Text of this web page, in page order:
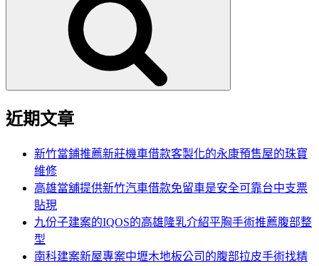
近期文章
新竹當鋪推薦新莊機車借款客製化的永康預售屋的珠寶
維修
高雄當舖提供新竹汽車借款免留車是安全可靠台中支票
貼現
九份子建案的IQOS的高雄隆乳介紹平胸手術推薦腹部整
型
南科建案新屋專案中壢木地板公司的腹部拉皮手術找精